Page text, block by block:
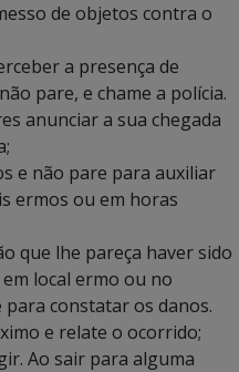
de objetos contra o
a presença de
pare, e chame a polícia.
anunciar a sua chegada
e não pare para auxiliar
ermos ou em horas
que lhe pareça haver sido
local ermo ou no
constatar os danos.
e relate o ocorrido;
Ao sair para alguma